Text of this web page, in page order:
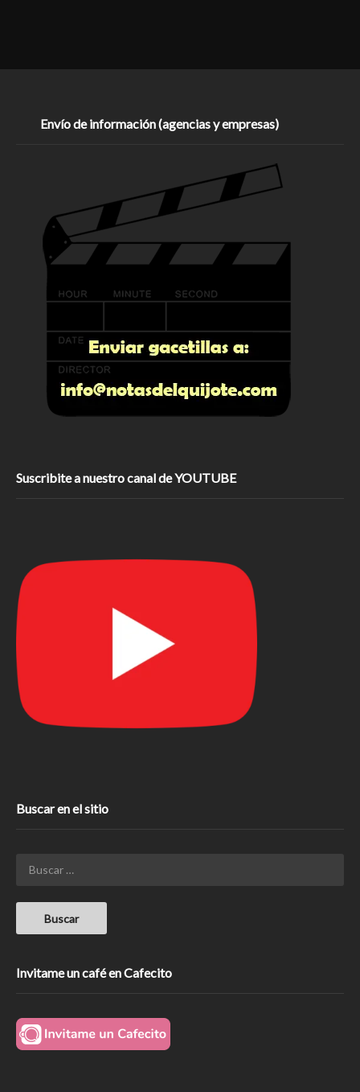
Envío de información (agencias y empresas)
Suscribite a nuestro canal de YOUTUBE
Buscar en el sitio
Invitame un café en Cafecito